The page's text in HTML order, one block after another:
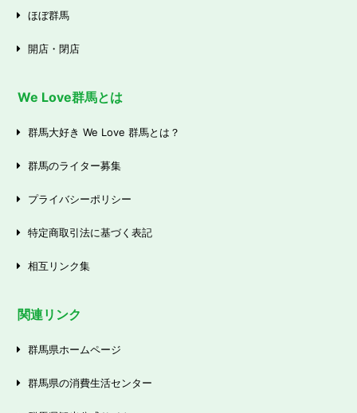
ほぼ群馬
開店・閉店
We Love群馬とは
群馬大好き We Love 群馬とは？
群馬のライター募集
プライバシーポリシー
特定商取引法に基づく表記
相互リンク集
関連リンク
群馬県ホームページ
群馬県の消費生活センター